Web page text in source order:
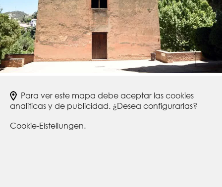
Para ver este mapa debe aceptar las cookies
analíticas y de publicidad. ¿Desea configurarlas?
Cookie-Eistellungen.